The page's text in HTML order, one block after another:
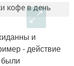
и
- действие
были